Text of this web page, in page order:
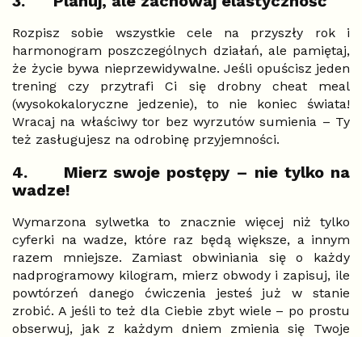
Rozpisz sobie wszystkie cele na przyszły rok i
harmonogram poszczególnych działań, ale pamiętaj,
że życie bywa nieprzewidywalne. Jeśli opuścisz jeden
trening czy przytrafi Ci się drobny cheat meal
(wysokokaloryczne jedzenie), to nie koniec świata!
Wracaj na właściwy tor bez wyrzutów sumienia – Ty
też zasługujesz na odrobinę przyjemności.
4.
Mierz swoje postępy – nie tylko na
wadze!
Wymarzona sylwetka to znacznie więcej niż tylko
cyferki na wadze, które raz będą większe, a innym
razem mniejsze. Zamiast obwiniania się o każdy
nadprogramowy kilogram, mierz obwody i zapisuj, ile
powtórzeń danego ćwiczenia jesteś już w stanie
zrobić. A jeśli to też dla Ciebie zbyt wiele – po prostu
obserwuj, jak z każdym dniem zmienia się Twoje